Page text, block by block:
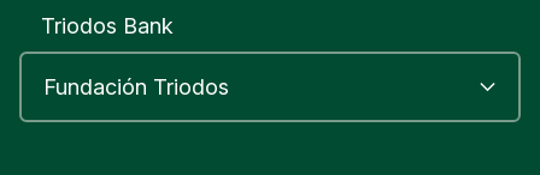
Triodos Bank